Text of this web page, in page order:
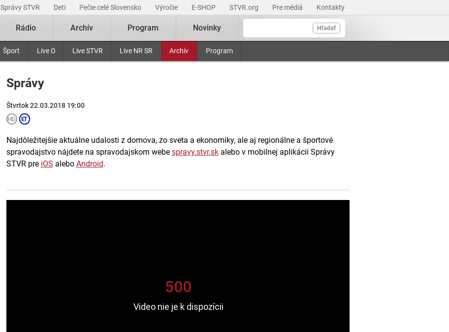
Správy STVR Deti Pečie celé Slovensko Výročie E-SHOP STVR.org Pre médiá Kontakty
Hľadať
Šport Live O Live STVR Live NR SR Archív Program
Rádio Archív Program Novinky
Správy
Štvrtok 22.03.2018 19:00
Najdôležitejšie aktuálne udalosti z domova, zo sveta a ekonomiky, ale aj regionálne a športové
spravodajstvo nájdete na spravodajskom webe spravy.stvr.skalebo v mobilnej aplikácii Správy
STVR pre iOS alebo Android.